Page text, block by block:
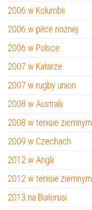
2006 w Kolumbii
2006 w piłce nożnej
2006 w Polsce
2007 w Katarze
2007 w rugby union
2008 w Australii
2008 w tenisie ziemnym
2009 w Czechach
2012 w Anglii
2012 w tenisie ziemnym
2013 na Białorusi